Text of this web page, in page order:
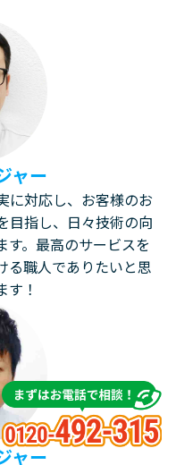
ャー
に対応し、お客様のお
目指し、日々技術の向
す。最高のサービスを
る職人でありたいと思
！
ャー